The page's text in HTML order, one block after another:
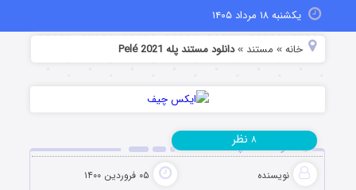
یکشنبه ۱۸ مرداد ۱۴۰۵
خانه » مستند »دانلود مستند پله Pelé 2021
دانلود مستند پله Pelé 2021
نویسنده ۰۵ فروردین ۱۴۰۰
۸ نظر